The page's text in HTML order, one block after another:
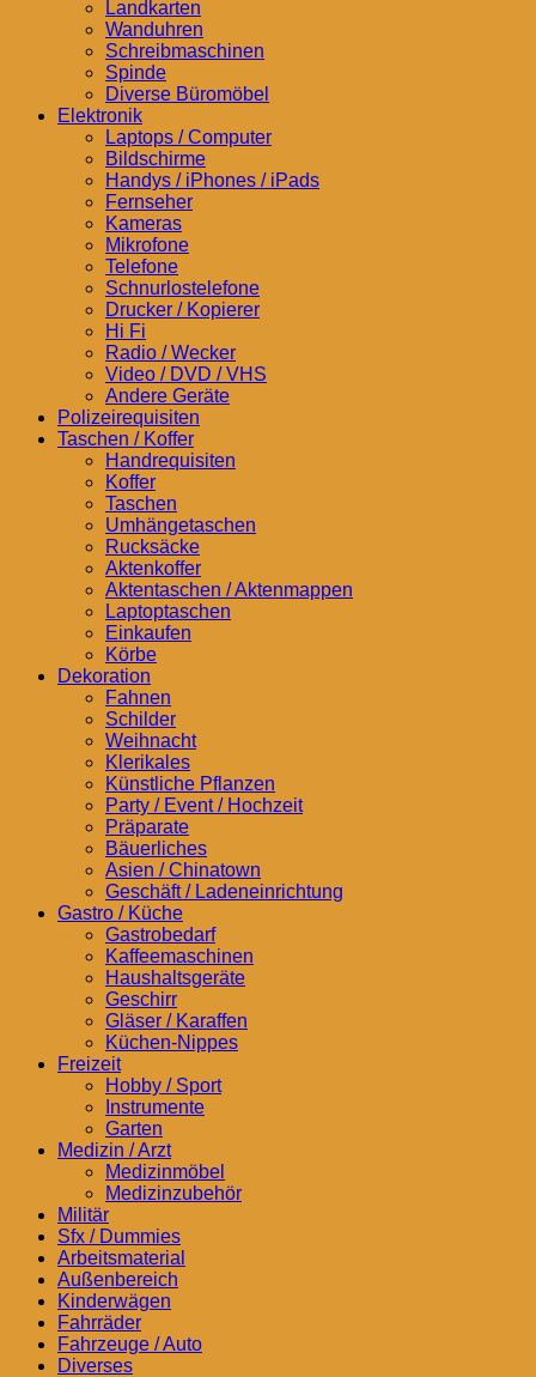
Landkarten
Wanduhren
Schreibmaschinen
Spinde
Diverse Büromöbel
Elektronik
Laptops / Computer
Bildschirme
Handys / iPhones / iPads
Fernseher
Kameras
Mikrofone
Telefone
Schnurlostelefone
Drucker / Kopierer
Hi Fi
Radio / Wecker
Video / DVD / VHS
Andere Geräte
Polizeirequisiten
Taschen / Koffer
Handrequisiten
Koffer
Taschen
Umhängetaschen
Rucksäcke
Aktenkoffer
Aktentaschen / Aktenmappen
Laptoptaschen
Einkaufen
Körbe
Dekoration
Fahnen
Schilder
Weihnacht
Klerikales
Künstliche Pflanzen
Party / Event / Hochzeit
Präparate
Bäuerliches
Asien / Chinatown
Geschäft / Ladeneinrichtung
Gastro / Küche
Gastrobedarf
Kaffeemaschinen
Haushaltsgeräte
Geschirr
Gläser / Karaffen
Küchen-Nippes
Freizeit
Hobby / Sport
Instrumente
Garten
Medizin / Arzt
Medizinmöbel
Medizinzubehör
Militär
Sfx / Dummies
Arbeitsmaterial
Außenbereich
Kinderwägen
Fahrräder
Fahrzeuge / Auto
Diverses